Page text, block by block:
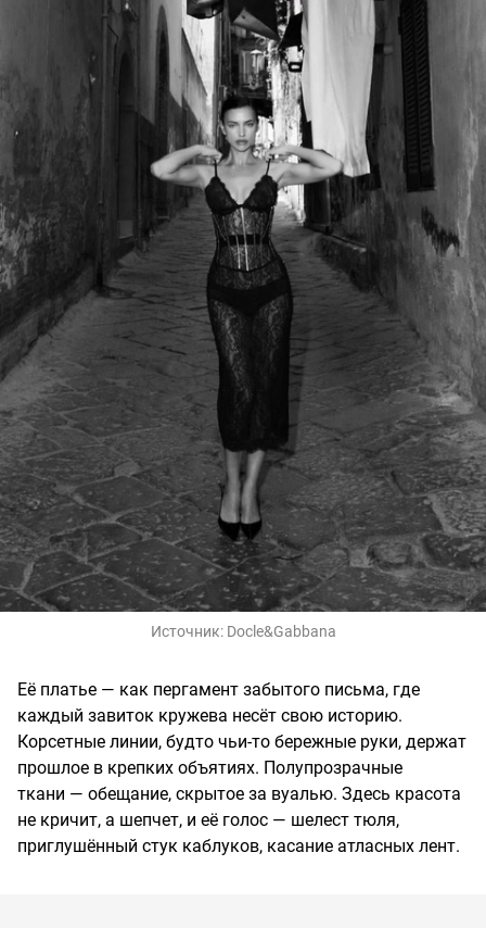
Источник: Docle&Gabbana
Её платье — как пергамент забытого письма, где
каждый завиток кружева несёт свою историю.
Корсетные линии, будто чьи-то бережные руки, держат
прошлое в крепких объятиях. Полупрозрачные
ткани — обещание, скрытое за вуалью. Здесь красота
не кричит, а шепчет, и её голос — шелест тюля,
приглушённый стук каблуков, касание атласных лент.